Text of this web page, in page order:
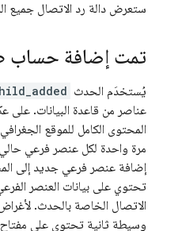
ستعرض دالة رد الاتصال جميع
تمت إضافة حساب
يُستخدَم الحدث
عناصر من قاعدة البيانات. على
المحتوى الكامل للموقع
مرة واحدة لكل عنصر فرعي
إضافة عنصر فرعي جديد إلى
تحتوي على بيانات العنصر
الاتصال الخاصة بالحدث.
وسيطة ثانية تحتوي على مفتاح